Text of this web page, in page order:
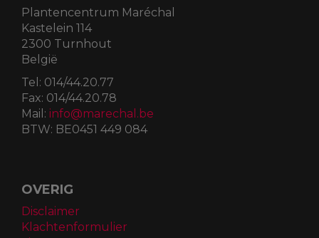
Plantencentrum Maréchal
Kastelein 114
2300 Turnhout
België
Tel: 014/44.20.77
Fax: 014/44.20.78
Mail: info@marechal.be
BTW: BE0451 449 084
OVERIG
Disclaimer
Klachtenformulier